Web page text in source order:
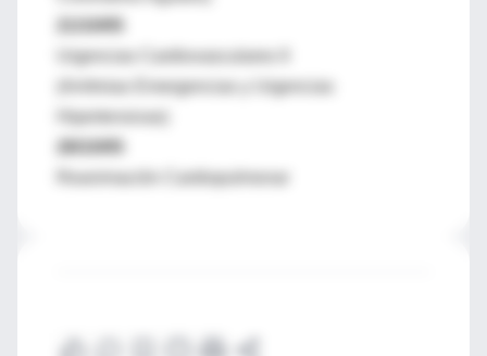
Urgencias Cardiovasculares II
(Arritmias Emergencias y Urgencias